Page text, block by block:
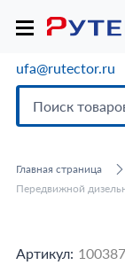
ufa@rutector.ru
Главная страница
Передвижной
Артикул: